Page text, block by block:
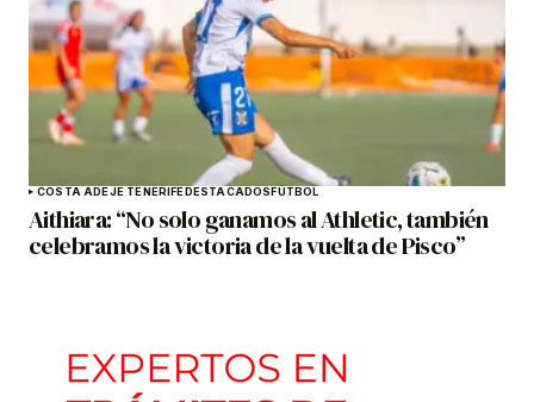
COSTA ADEJE TENERIFEDESTACADOSFÚTBOL
Aithiara: “No solo ganamos al Athletic, también
celebramos la victoria de la vuelta de Pisco”